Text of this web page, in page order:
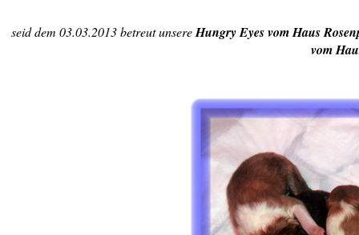
seid dem 03.03.2013 betreut unsereHungry Eyes vom Haus
vom